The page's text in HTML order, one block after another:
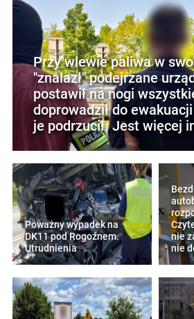
Przy wlewie paliwa w
"znalazł" podejrzane
postawił na nogi
doprowadził do
je podrzucił. Jest więcej
Poważny wypadek na
DK11 pod Rogoźnem.
Utrudnienia
nie
nie